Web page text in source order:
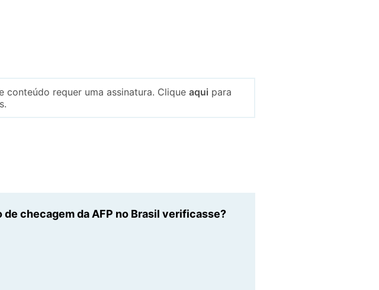
conteúdo requer uma assinatura. Clique aqui para
checagem da AFP no Brasil verificasse?